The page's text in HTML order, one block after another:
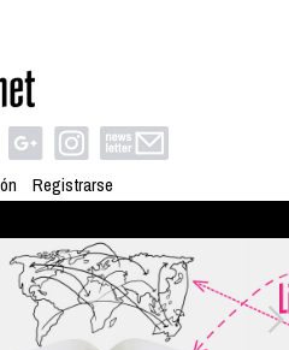
Registrarse